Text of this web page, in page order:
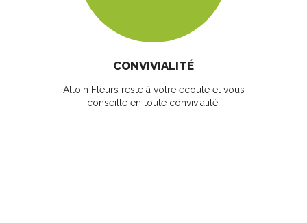
CONVIVIALITÉ
Alloin Fleurs reste à votre écoute et vous
conseille en toute convivialité.